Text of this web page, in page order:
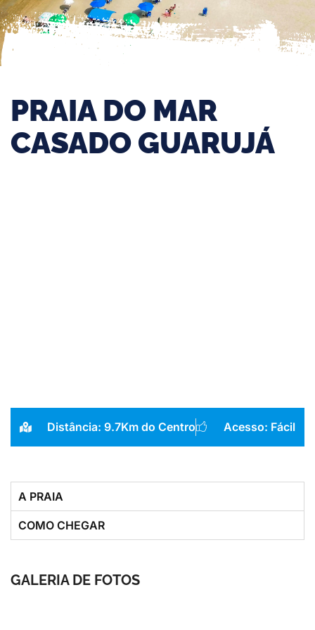
PRAIA DO MAR
CASADO GUARUJÁ
Distância: 9.7Km do Centro Acesso: Fácil
A PRAIA
COMO CHEGAR
GALERIA DE FOTOS